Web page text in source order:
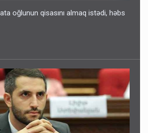
oğlunun qisasını almaq istədi, həbs